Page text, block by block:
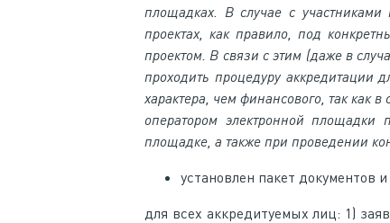
площадках. В случае с
проектах, как правило, под
проектом. В связи с этим (даже в
проходить процедуру аккредитации
характера, чем финансового, так как
оператором электронной
площадке, а также при проведении
установлен пакет документов
для всех аккредитуемых лиц: 1)